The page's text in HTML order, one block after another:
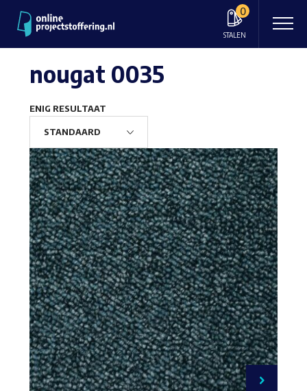
0
STALEN
nougat 0035
ENIG RESULTAAT